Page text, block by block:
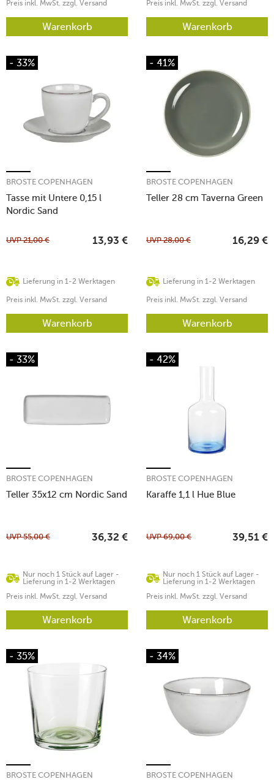
Preis inkl. MwSt. zzgl. Versand
Warenkorb
Preis inkl. MwSt. zzgl. Versand
Warenkorb
- 33%
Tasse mit Untere 0,15 l
Nordic Sand
BROSTE COPENHAGEN
Lieferung in 1-2 Werktagen
UVP21,00 € 13,93 €
Preis inkl. MwSt. zzgl. Versand
Warenkorb
- 41%
Teller 28 cm Taverna Green
BROSTE COPENHAGEN
Lieferung in 1-2 Werktagen
UVP28,00 € 16,29 €
Preis inkl. MwSt. zzgl. Versand
Warenkorb
- 33%
Teller 35x12 cm Nordic Sand
BROSTE COPENHAGEN
Nur noch 1 Stück auf Lager -
Lieferung in 1-2 Werktagen
UVP55,00 € 36,32 €
Preis inkl. MwSt. zzgl. Versand
Warenkorb
- 42%
Karaffe 1,1 l Hue Blue
BROSTE COPENHAGEN
Nur noch 1 Stück auf Lager -
Lieferung in 1-2 Werktagen
UVP69,00 € 39,51 €
Preis inkl. MwSt. zzgl. Versand
Warenkorb
- 35%
BROSTE COPENHAGEN
- 34%
BROSTE COPENHAGEN